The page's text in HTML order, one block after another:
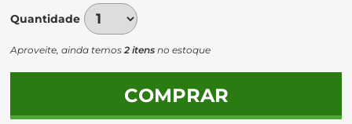
Quantidade
Aproveite, ainda temos2 itens no estoque
COMPRAR